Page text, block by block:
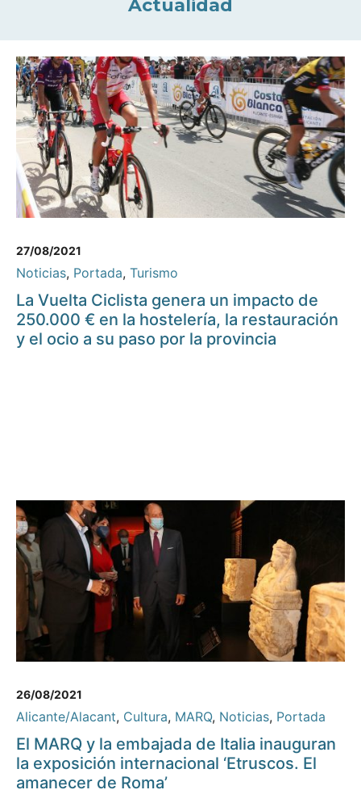
Actualidad
27/08/2021
Noticias, Portada, Turismo
La Vuelta Ciclista genera un impacto de
250.000 € en la hostelería, la restauración
y el ocio a su paso por la provincia
26/08/2021
Alicante/Alacant, Cultura, MARQ, Noticias, Portada
El MARQ y la embajada de Italia inauguran
la exposición internacional ‘Etruscos. El
amanecer de Roma’